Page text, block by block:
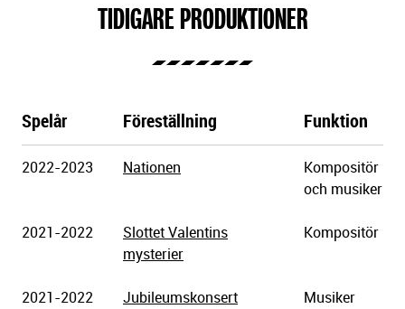
TIDIGARE PRODUKTIONER
Göteborgs
Spelår Föreställning Funktion
2022-2023 Nationen
Kompositör
och musiker
2021-2022
Slottet Valentins
mysterier
Kompositör
2021-2022 Jubileumskonsert Musiker